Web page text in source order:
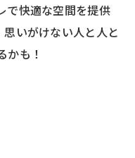
で快適な空間を提供
思いがけない人と人と
かも！